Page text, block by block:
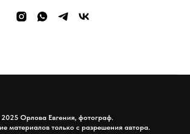
Орлова Евгения, фотограф.
материалов только с разрешения автора.